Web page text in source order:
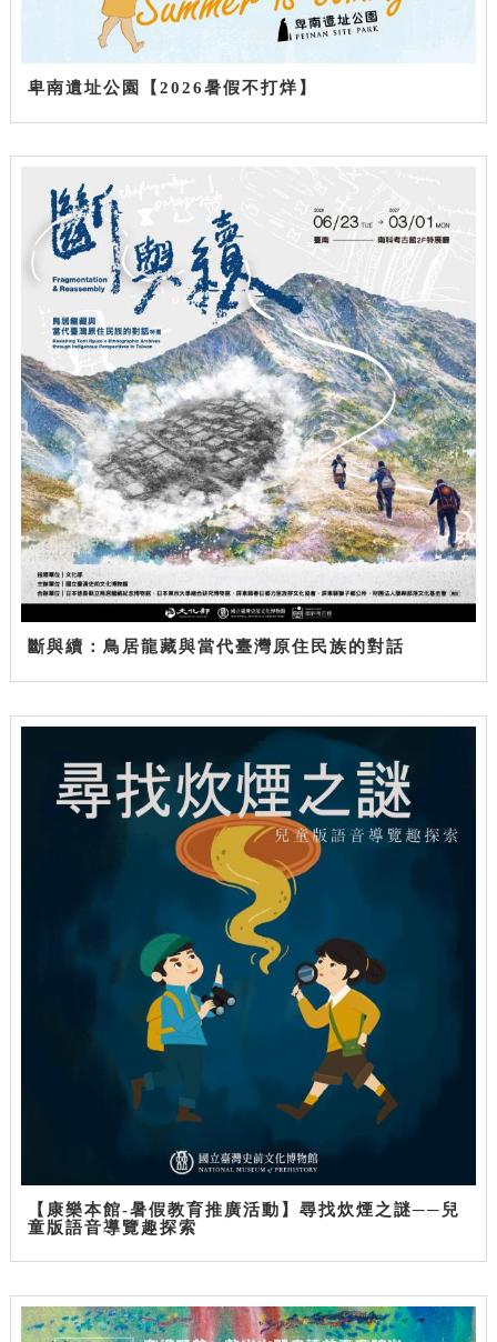
卑南遺址公園【2026暑假不打烊】
斷與續：鳥居龍藏與當代臺灣原住民族的對話
【康樂本館-暑假教育推廣活動】尋找炊煙之謎──兒
童版語音導覽趣探索